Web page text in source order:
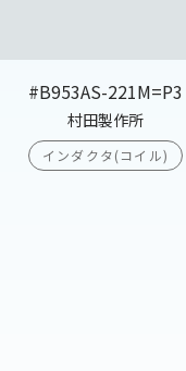
#B953AS-221M=P3
村田製作所
インダクタ(コイル)